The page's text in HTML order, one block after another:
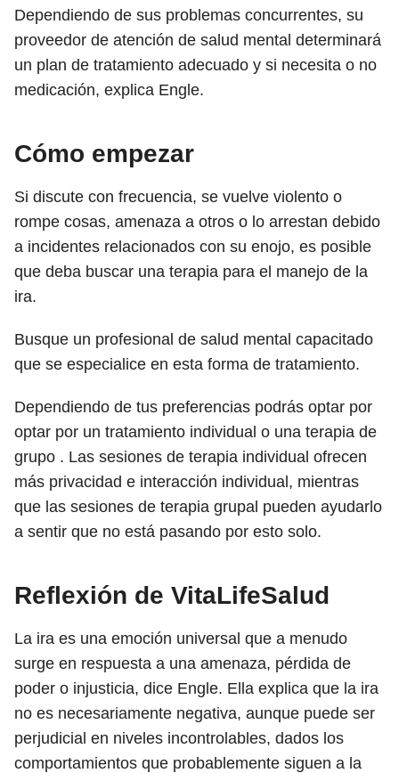
Dependiendo de sus problemas concurrentes, su
proveedor de atención de salud mental determinará
un plan de tratamiento adecuado y si necesita o no
medicación, explica Engle.
Cómo empezar
Si discute con frecuencia, se vuelve violento o
rompe cosas, amenaza a otros o lo arrestan debido
a incidentes relacionados con su enojo, es posible
que deba buscar una terapia para el manejo de la
ira.
Busque un profesional de salud mental capacitado
que se especialice en esta forma de tratamiento.
Dependiendo de tus preferencias podrás optar por
optar por un tratamiento individual o una terapia de
grupo . Las sesiones de terapia individual ofrecen
más privacidad e interacción individual, mientras
que las sesiones de terapia grupal pueden ayudarlo
a sentir que no está pasando por esto solo.
Reflexión de VitaLifeSalud
La ira es una emoción universal que a menudo
surge en respuesta a una amenaza, pérdida de
poder o injusticia, dice Engle. Ella explica que la ira
no es necesariamente negativa, aunque puede ser
perjudicial en niveles incontrolables, dados los
comportamientos que probablemente siguen a la